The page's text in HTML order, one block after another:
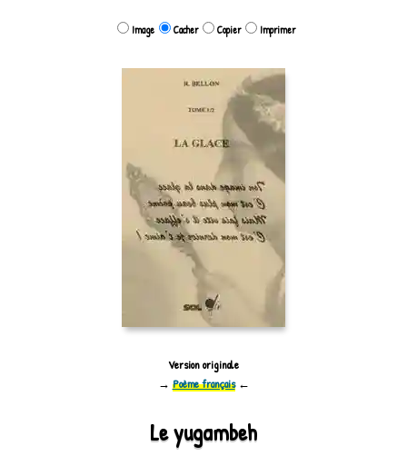
Image Cacher Copier Imprimer
Version originale
→ Poème français←
Le yugambeh